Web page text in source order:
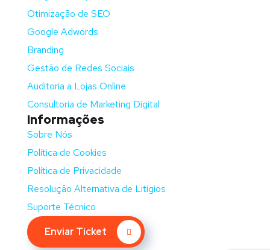
Otimização de SEO
Google Adwords
Branding
Gestão de Redes Sociais
Auditoria a Lojas Online
Consultoria de Marketing Digital
Informações
Sobre Nós
Política de Cookies
Política de Privacidade
Resolução Alternativa de Litígios
Suporte Técnico
Enviar Ticket